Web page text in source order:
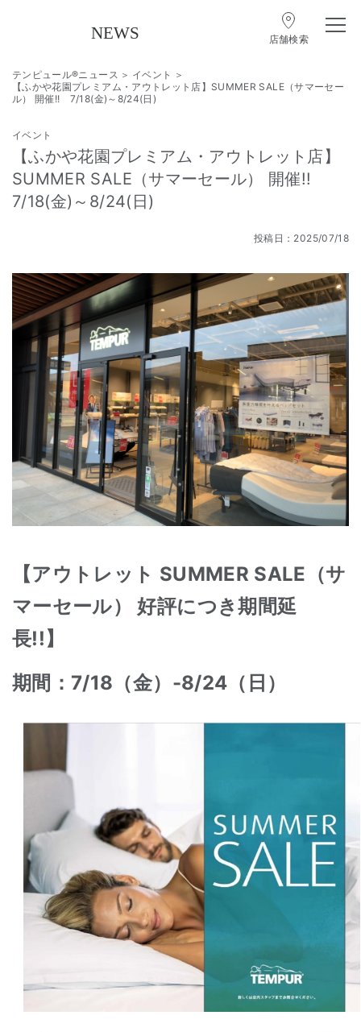
店舗検索
テンピュール®ニュース
イベント
【ふかや花園プレミアム・アウトレット店】SUMMER SALE（サマーセー
ル） 開催!! 7/18(金)～8/24(日)
イベント
【ふかや花園プレミアム・アウトレット店】
SUMMER SALE（サマーセール） 開催!!
7/18(金)～8/24(日)
投稿日：2025/07/18
【アウトレット SUMMER SALE（サ
マーセール） 好評につき期間延
長!!】
期間：7/18（金）-8/24（日）